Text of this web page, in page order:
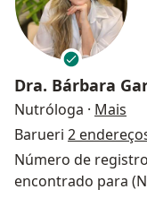
Dra. Bárbara
Nutróloga · Mais
Barueri 2
Número de
encontrado para